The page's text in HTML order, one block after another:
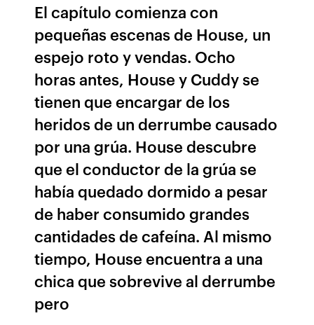
El capítulo comienza con
pequeñas escenas de House, un
espejo roto y vendas. Ocho
horas antes, House y Cuddy se
tienen que encargar de los
heridos de un derrumbe causado
por una grúa. House descubre
que el conductor de la grúa se
había quedado dormido a pesar
de haber consumido grandes
cantidades de cafeína. Al mismo
tiempo, House encuentra a una
chica que sobrevive al derrumbe
pero